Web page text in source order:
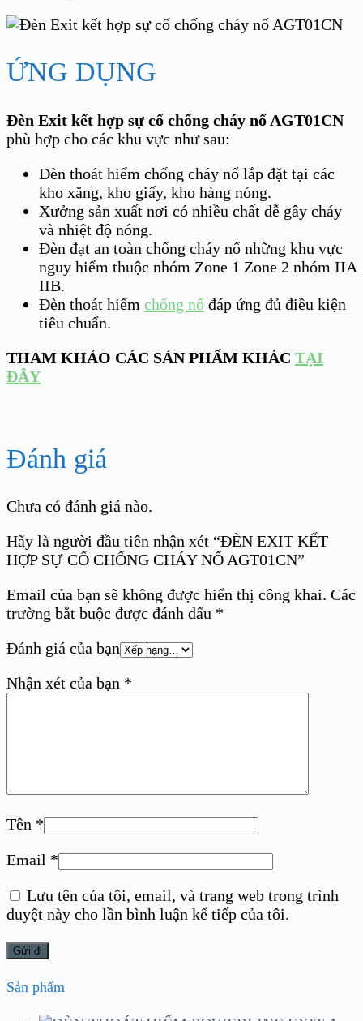
ỨNG DỤNG
Đèn Exit kết hợp sự cố chống cháy nổ AGT01CN
phù hợp cho các khu vực như sau:
Đèn thoát hiểm chống cháy nổ lắp đặt tại các
kho xăng, kho giấy, kho hàng nóng.
Xưởng sản xuất nơi có nhiều chất dễ gây cháy
và nhiệt độ nóng.
Đèn đạt an toàn chống cháy nổ những khu vực
nguy hiểm thuộc nhóm Zone 1 Zone 2 nhóm IIA
IIB.
Đèn thoát hiểm chống nổ đáp ứng đủ điều kiện
tiêu chuẩn.
THAM KHẢO CÁC SẢN PHẨM KHÁC TẠI
ĐÂY
Đánh giá
Chưa có đánh giá nào.
Hãy là người đầu tiên nhận xét “ĐÈN EXIT KẾT
HỢP SỰ CỐ CHỐNG CHÁY NỔ AGT01CN”
Email của bạn sẽ không được hiển thị công khai. Các
trường bắt buộc được đánh dấu *
Đánh giá của bạn
Nhận xét của bạn *
Tên *
Email *
Lưu tên của tôi, email, và trang web trong trình
duyệt này cho lần bình luận kế tiếp của tôi.
Sản phẩm